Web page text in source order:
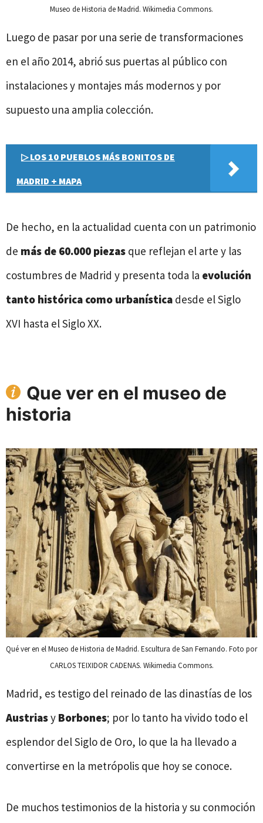
Museo de Historia de Madrid. Wikimedia Commons.
Luego de pasar por una serie de transformaciones
en el año 2014, abrió sus puertas al público con
instalaciones y montajes más modernos y por
supuesto una amplia colección.
▷ LOS 10 PUEBLOS MÁS BONITOS DE
MADRID + MAPA
De hecho, en la actualidad cuenta con un patrimonio
de más de 60.000 piezas que reflejan el arte y las
costumbres de Madrid y presenta toda la evolución
tanto histórica como urbanística desde el Siglo
XVI hasta el Siglo XX.
Que ver en el museo de
historia
Qué ver en el Museo de Historia de Madrid. Escultura de San Fernando. Foto por
CARLOS TEIXIDOR CADENAS. Wikimedia Commons.
Madrid, es testigo del reinado de las dinastías de los
Austriasy Borbones; por lo tanto ha vivido todo el
esplendor del Siglo de Oro, lo que la ha llevado a
convertirse en la metrópolis que hoy se conoce.
De muchos testimonios de la historia y su conmoción